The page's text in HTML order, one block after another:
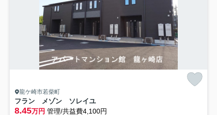
龍ケ崎市若柴町
フラン メゾン ソレイユ
8.45万円 管理/共益費4,100円